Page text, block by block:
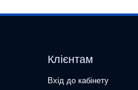
Клієнтам
Вхід до кабінету